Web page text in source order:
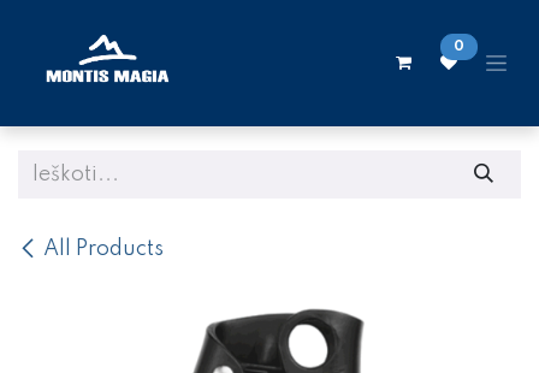
0
All Products